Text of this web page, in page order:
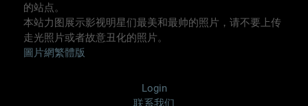
的站点。
本站力图展示影视明星们最美和最帅的照片，请不要上传
走光照片或者故意丑化的照片。
圖片網繁體版
Login
联系我们